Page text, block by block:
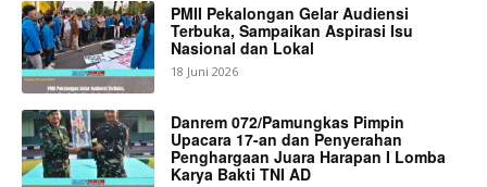
PMII Pekalongan Gelar Audiensi
Terbuka, Sampaikan Aspirasi Isu
Nasional dan Lokal
18 Juni 2026
Danrem 072/Pamungkas Pimpin
Upacara 17-an dan Penyerahan
Penghargaan Juara Harapan I Lomba
Karya Bakti TNI AD